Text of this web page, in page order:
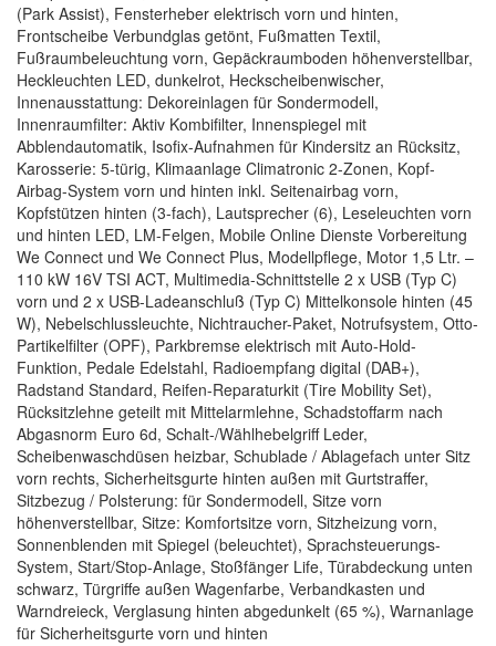
(Park Assist), Fensterheber elektrisch vorn und hinten,
Frontscheibe Verbundglas getönt, Fußmatten Textil,
Fußraumbeleuchtung vorn, Gepäckraumboden höhenverstellbar,
Heckleuchten LED, dunkelrot, Heckscheibenwischer,
Innenausstattung: Dekoreinlagen für Sondermodell,
Innenraumfilter: Aktiv Kombifilter, Innenspiegel mit
Abblendautomatik, Isofix-Aufnahmen für Kindersitz an Rücksitz,
Karosserie: 5-türig, Klimaanlage Climatronic 2-Zonen, Kopf-
Airbag-System vorn und hinten inkl. Seitenairbag vorn,
Kopfstützen hinten (3-fach), Lautsprecher (6), Leseleuchten vorn
und hinten LED, LM-Felgen, Mobile Online Dienste Vorbereitung
We Connect und We Connect Plus, Modellpflege, Motor 1,5 Ltr. –
110 kW 16V TSI ACT, Multimedia-Schnittstelle 2 x USB (Typ C)
vorn und 2 x USB-Ladeanschluß (Typ C) Mittelkonsole hinten (45
W), Nebelschlussleuchte, Nichtraucher-Paket, Notrufsystem, Otto-
Partikelfilter (OPF), Parkbremse elektrisch mit Auto-Hold-
Funktion, Pedale Edelstahl, Radioempfang digital (DAB+),
Radstand Standard, Reifen-Reparaturkit (Tire Mobility Set),
Rücksitzlehne geteilt mit Mittelarmlehne, Schadstoffarm nach
Abgasnorm Euro 6d, Schalt-/Wählhebelgriff Leder,
Scheibenwaschdüsen heizbar, Schublade / Ablagefach unter Sitz
vorn rechts, Sicherheitsgurte hinten außen mit Gurtstraffer,
Sitzbezug / Polsterung: für Sondermodell, Sitze vorn
höhenverstellbar, Sitze: Komfortsitze vorn, Sitzheizung vorn,
Sonnenblenden mit Spiegel (beleuchtet), Sprachsteuerungs-
System, Start/Stop-Anlage, Stoßfänger Life, Türabdeckung unten
schwarz, Türgriffe außen Wagenfarbe, Verbandkasten und
Warndreieck, Verglasung hinten abgedunkelt (65 %), Warnanlage
für Sicherheitsgurte vorn und hinten